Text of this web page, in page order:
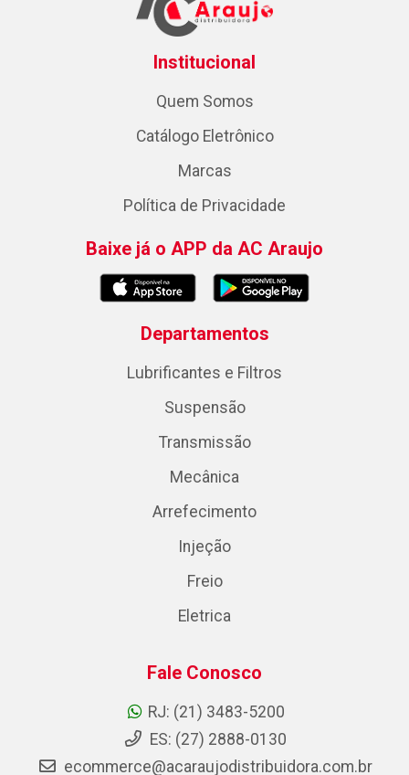
Institucional
Quem Somos
Catálogo Eletrônico
Marcas
Política de Privacidade
Baixe já o APP da AC Araujo
Departamentos
Lubrificantes e Filtros
Suspensão
Transmissão
Mecânica
Arrefecimento
Injeção
Freio
Eletrica
Fale Conosco
RJ: (21) 3483-5200
ES: (27) 2888-0130
ecommerce@acaraujodistribuidora.com.br